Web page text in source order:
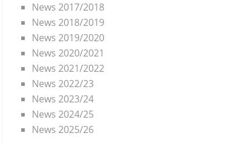
News 2017/2018
News 2018/2019
News 2019/2020
News 2020/2021
News 2021/2022
News 2022/23
News 2023/24
News 2024/25
News 2025/26